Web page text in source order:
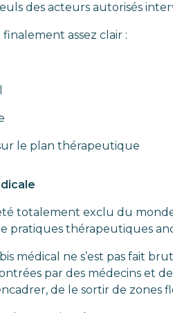
des acteurs autorisés
assez clair :
le plan thérapeutique
totalement exclu du
pratiques thérapeutiques
médical ne s’est pas fait
par des médecins et
de le sortir de zones